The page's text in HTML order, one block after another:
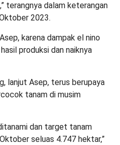
terangnya dalam keterangan
2023.
karena dampak el nino
produksi dan naiknya
lanjut Asep, terus berupaya
tanam di musim
dan target tanam
seluas 4.747 hektar,”